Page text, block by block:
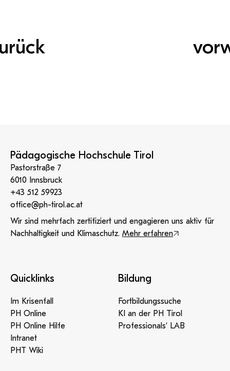
Pädagogische Hochschule Tirol
Pastorstraße 7
6010 Innsbruck
+43 512 59923
office@ph-tirol.ac.at
Wir sind mehrfach zertifiziert und engagieren uns aktiv für
Nachhaltigkeit und Klimaschutz. Mehr erfahren
Quicklinks
Im Krisenfall
PH Online
PH Online Hilfe
Intranet
PHT Wiki
Bildung
Fortbildungssuche
KI an der PH Tirol
Professionals‘ LAB